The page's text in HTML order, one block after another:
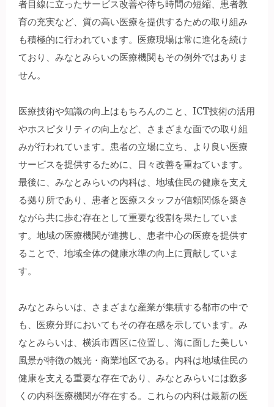
者目線に立ったサービス改善や待ち時間の短縮、患者教
育の充実など、質の高い医療を提供するための取り組み
も積極的に行われています。医療現場は常に進化を続け
ており、みなとみらいの医療機関もその例外ではありま
せん。
医療技術や知識の向上はもちろんのこと、ICT技術の活用
やホスピタリティの向上など、さまざまな面での取り組
みが行われています。患者の立場に立ち、より良い医療
サービスを提供するために、日々改善を重ねています。
最後に、みなとみらいの内科は、地域住民の健康を支え
る拠り所であり、患者と医療スタッフが信頼関係を築き
ながら共に歩む存在として重要な役割を果たしていま
す。地域の医療機関が連携し、患者中心の医療を提供す
ることで、地域全体の健康水準の向上に貢献していま
す。
みなとみらいは、さまざまな産業が集積する都市の中で
も、医療分野においてもその存在感を示しています。み
なとみらいは、横浜市西区に位置し、海に面した美しい
風景が特徴の観光・商業地区である。内科は地域住民の
健康を支える重要な存在であり、みなとみらいには数多
くの内科医療機関が存在する。これらの内科は最新の医